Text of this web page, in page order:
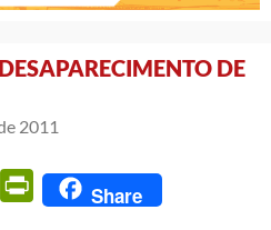
DE
2011
Email PrintFriendly
Share